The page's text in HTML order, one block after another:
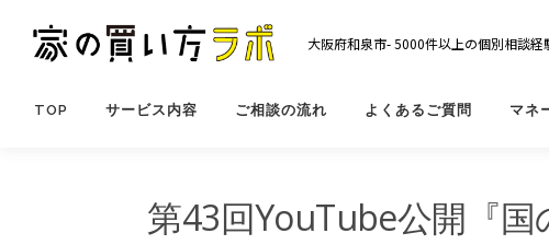
大阪府和泉市- 5000件以上の個別相談
TOP サービス内容 ご相談の流れ よくあるご質問 マネ
第43回YouTube公開『